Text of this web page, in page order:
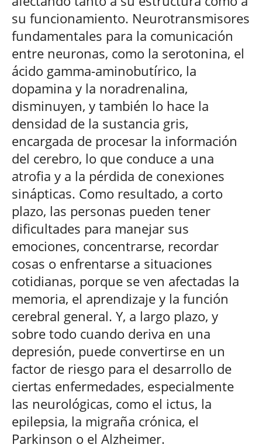
su funcionamiento. Neurotransmisores
fundamentales para la comunicación
entre neuronas, como la serotonina, el
ácido gamma-aminobutírico, la
dopamina y la noradrenalina,
disminuyen, y también lo hace la
densidad de la sustancia gris,
encargada de procesar la información
del cerebro, lo que conduce a una
atrofia y a la pérdida de conexiones
sinápticas. Como resultado, a corto
plazo, las personas pueden tener
dificultades para manejar sus
emociones, concentrarse, recordar
cosas o enfrentarse a situaciones
cotidianas, porque se ven afectadas la
memoria, el aprendizaje y la función
cerebral general. Y, a largo plazo, y
sobre todo cuando deriva en una
depresión, puede convertirse en un
factor de riesgo para el desarrollo de
ciertas enfermedades, especialmente
las neurológicas, como el ictus, la
epilepsia, la migraña crónica, el
Parkinson o el Alzheimer.